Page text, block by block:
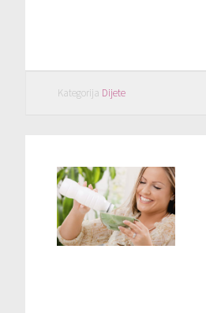
Kategorija Dijete